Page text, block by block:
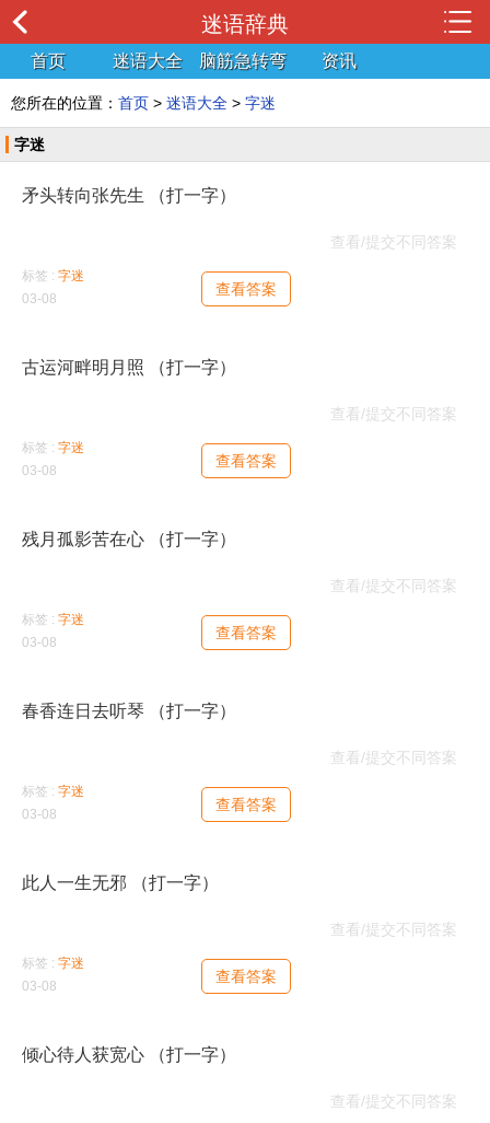
迷语辞典
首页 迷语大全 脑筋急转弯 资讯
您所在的位置： 首页 > 迷语大全 > 字迷
字迷
矛头转向张先生 （打一字）
标签 : 字迷
查看/提交不同答案
03-08
查看答案
古运河畔明月照 （打一字）
标签 : 字迷
查看/提交不同答案
03-08
查看答案
残月孤影苦在心 （打一字）
标签 : 字迷
查看/提交不同答案
03-08
查看答案
春香连日去听琴 （打一字）
标签 : 字迷
查看/提交不同答案
03-08
查看答案
此人一生无邪 （打一字）
标签 : 字迷
查看/提交不同答案
03-08
查看答案
倾心待人获宽心 （打一字）
查看/提交不同答案